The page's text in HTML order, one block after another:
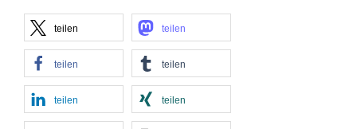
teilen teilen
teilen teilen
teilen teilen